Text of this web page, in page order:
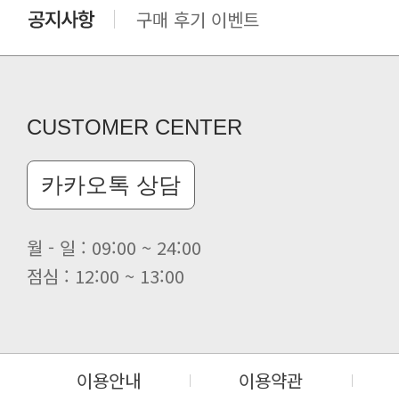
클린 공장명 변경
CUSTOMER CENTER
카카오톡 상담
월 - 일 : 09:00 ~ 24:00
점심 : 12:00 ~ 13:00
이용안내 이용약관